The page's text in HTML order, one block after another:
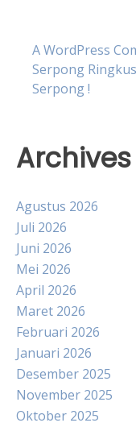
A WordPress
Serpong
Serpong !
Archives
Agustus 2026
Juli 2026
Juni 2026
Mei 2026
April 2026
Maret 2026
Februari 2026
Januari 2026
Desember 2025
November 2025
Oktober 2025